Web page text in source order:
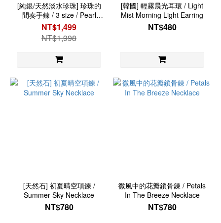
[純銀/天然淡水珍珠] 珍珠的
間奏手鍊 / 3 size / Pearl
Interlude Bracelet
NT$1,499
NT$1,998
[韓國] 輕霧晨光耳環 / Light
Mist Morning Light Earring
NT$480
[天然石] 初夏晴空項鍊 /
Summer Sky Necklace
NT$780
微風中的花瓣鎖骨鍊 / Petals
In The Breeze Necklace
NT$780